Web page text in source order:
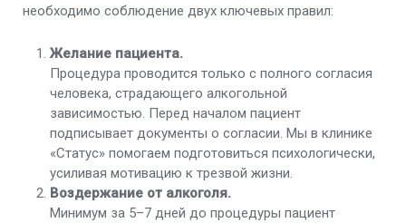
необходимо соблюдение двух ключевых правил:
Желание пациента.
Процедура проводится только с полного согласия
человека, страдающего алкогольной
зависимостью. Перед началом пациент
подписывает документы о согласии. Мы в клинике
«Статус» помогаем подготовиться психологически,
усиливая мотивацию к трезвой жизни.
Воздержание от алкоголя.
Минимум за 5–7 дней до процедуры пациент